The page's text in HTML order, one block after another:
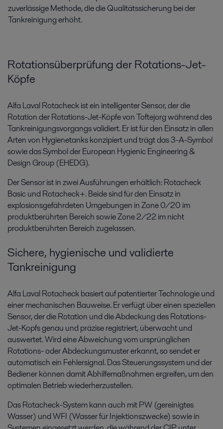
zuverlässige Methode, die die Qualitätssicherung bei der
Tankreinigung erhöht.
Rotationsüberprüfung der Rotations-Jet-
Köpfe
Alfa Laval Rotacheck ist ein intelligenter Sensor, der die
Rotation der Rotations-Jet-Köpfe von Toftejorg während des
Tankreinigungsvorgangs validiert. Er ist für den Einsatz in allen
Arten von Hygienetanks konzipiert und trägt das 3-A-Symbol
sowie das Symbol der European Hygienic Engineering &
Design Group (EHEDG).
Der Sensor ist in zwei Ausführungen erhältlich: Rotacheck
Basic und Rotacheck+. Beide sind für den Einsatz in
explosionsgefährdeten Umgebungen in Zone 0/20 im
produktberührten Bereich sowie Zone 2/22 im nicht
produktberührten Bereich zugelassen.
Sichere, hygienische und validierte
Tankreinigung
Alfa Laval Rotacheck basiert auf patentierter Technologie und
einer mechanischen Bauweise. Er verfügt über einen speziellen
Sensor, der die Rotation und die Abdeckung des Rotations-
Jet-Kopfs genau und präzise registriert, überwacht und
auswertet. Wird eine Abweichung vom ursprünglichen
Rotations- oder Abdeckungsmuster erkannt, so sendet er
automatisch ein Fehlersignal. Das Steuerungssystem und der
Bediener können damit Abhilfemaßnahmen ergreifen, um den
optimalen Betrieb wiederherzustellen.
Das Rotacheck-System kann auch mit PW (gereinigtes
Wasser) und WFI (Wasser für Injektionszwecke) sowie in